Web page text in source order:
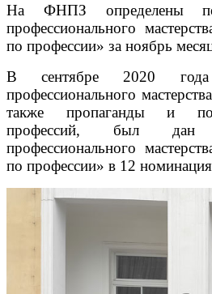
На ФНПЗ определены
профессионального
по профессии» за ноябрь
В сентябре 2020
профессионального
также пропаганды и
профессий, был дан
профессионального
по профессии» в 12